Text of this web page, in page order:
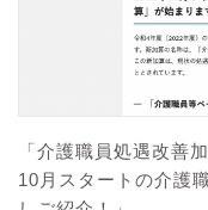
「介護職員処遇改善
10月スタートの介護